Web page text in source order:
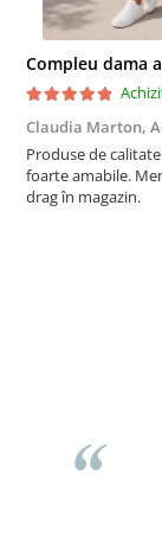
Claudia Marton,
Produse de calitate.
foarte amabile.
drag în magazin.